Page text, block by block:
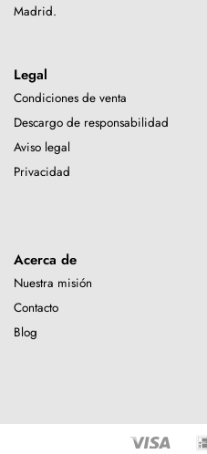
Madrid.
Legal
Condiciones de venta
Descargo de responsabilidad
Aviso legal
Privacidad
Acerca de
Nuestra misión
Contacto
Blog